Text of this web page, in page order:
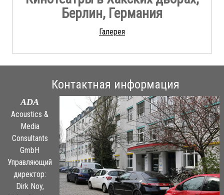
Берлин, Германия
Галерея
Контактная информация
ADA
Acoustics &
Media
Consultants
GmbH
Управляющий
директор:
Dirk Noy,